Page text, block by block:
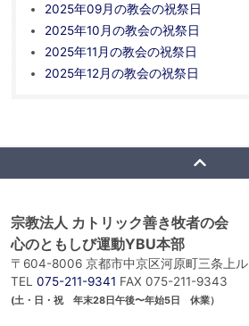
2025年09月の教会の祝祭日
2025年10月の教会の祝祭日
2025年11月の教会の祝祭日
2025年12月の教会の祝祭日
宗教法人 カトリック善き牧者の会
心のともしび運動YBU本部
〒604-8006 京都市中京区河原町三条上ル
TEL 075-211-9341 FAX 075-211-9343
(土・日・祝 年末28日午後〜年始5日 休業）